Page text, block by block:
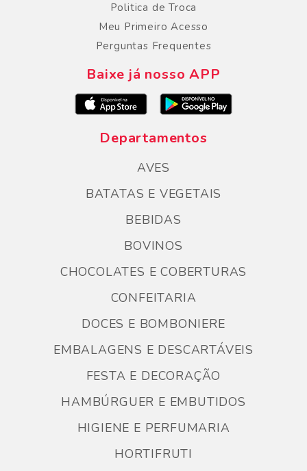
Politica de Troca
Meu Primeiro Acesso
Perguntas Frequentes
Baixe já nosso APP
Departamentos
AVES
BATATAS E VEGETAIS
BEBIDAS
BOVINOS
CHOCOLATES E COBERTURAS
CONFEITARIA
DOCES E BOMBONIERE
EMBALAGENS E DESCARTÁVEIS
FESTA E DECORAÇÃO
HAMBÚRGUER E EMBUTIDOS
HIGIENE E PERFUMARIA
HORTIFRUTI